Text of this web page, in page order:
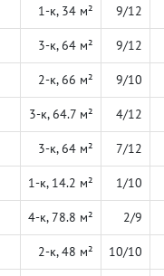
1-к, 34 м² 9/12
3-к, 64 м² 9/12
2-к, 66 м² 9/10
3-к, 64.7 м² 4/12
3-к, 64 м² 7/12
1-к, 14.2 м² 1/10
4-к, 78.8 м² 2/9
2-к, 48 м² 10/10